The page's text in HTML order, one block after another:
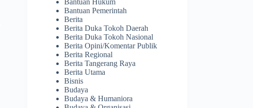
Bantuan Hukum
Bantuan Pemerintah
Berita
Berita Duka Tokoh Daerah
Berita Duka Tokoh Nasional
Berita Opini/Komentar Publik
Berita Regional
Berita Tangerang Raya
Berita Utama
Bisnis
Budaya
Budaya & Humaniora